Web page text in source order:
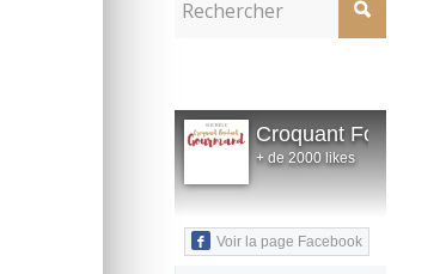
Croquant Fondant
+ de 2000 likes
Voir la page Facebook